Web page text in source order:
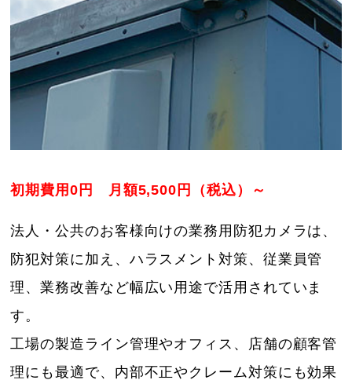
初期費用0円 月額5,500円（税込）～
法人・公共のお客様向けの業務用防犯カメラは、
防犯対策に加え、ハラスメント対策、従業員管
理、業務改善など幅広い用途で活用されていま
す。
工場の製造ライン管理やオフィス、店舗の顧客管
理にも最適で、内部不正やクレーム対策にも効果